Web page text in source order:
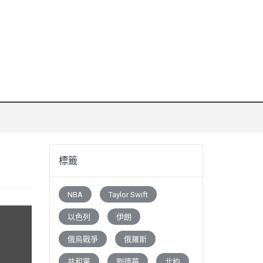
標籤
NBA Taylor Swift
以色列 伊朗
俄烏戰爭 俄羅斯